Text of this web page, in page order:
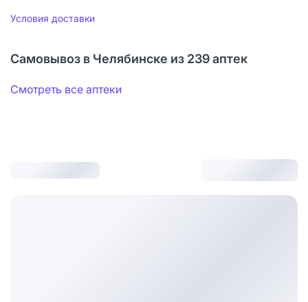
Условия доставки
Самовывоз в Челябинске из 239 аптек
Смотреть все аптеки